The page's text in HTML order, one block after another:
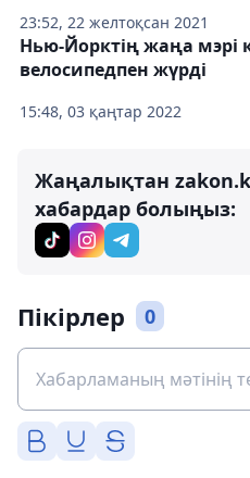
23:52, 22 желтоқсан 2021
15:48, 03 қаңтар 2022
Нью-Йорктің жаңа мэрі
велосипедпен жүрді
Жаңалықтан
хабардар болыңыз:
Пікірлер 0